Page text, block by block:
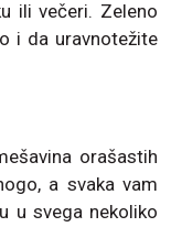
ili večeri. Zeleno
i da uravnotežite
orašastih
a svaka vam
u svega nekoliko